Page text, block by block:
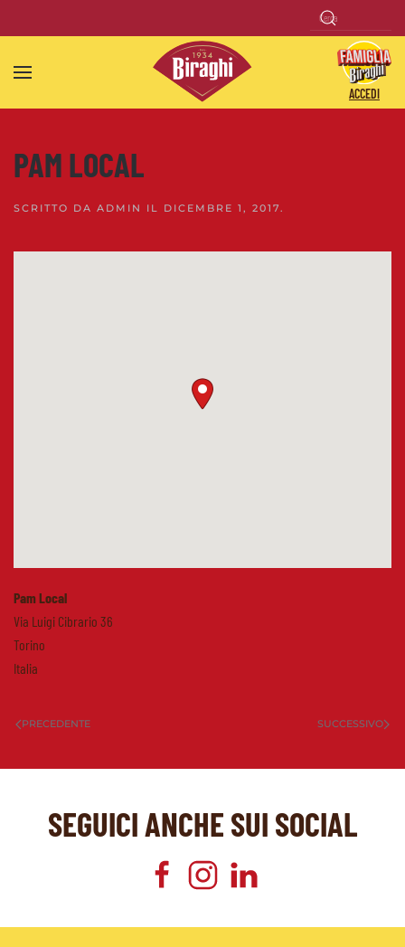
Skip to main content
ACCEDI
PAM LOCAL
SCRITTO DA ADMIN IL DICEMBRE 1, 2017.
Pam Local
Via Luigi Cibrario 36
Torino
Italia
PRECEDENTE SUCCESSIVO
SEGUICI ANCHE SUI SOCIAL